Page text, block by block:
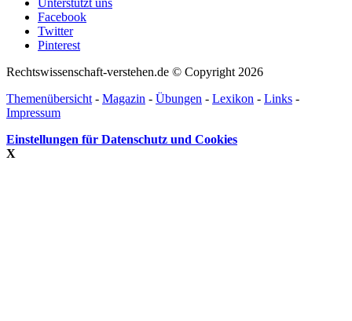
Unterstützt uns
Facebook
Twitter
Pinterest
Rechtswissenschaft-verstehen.de © Copyright 2026
Themenübersicht - Magazin - Übungen - Lexikon - Links -
Impressum
Einstellungen für Datenschutz und Cookies
X